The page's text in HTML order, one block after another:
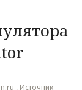
, Источник